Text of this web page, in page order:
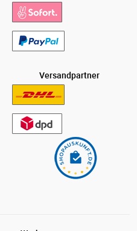
Versandpartner